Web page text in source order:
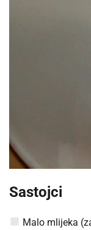
Sastojci
Malo mlijeka